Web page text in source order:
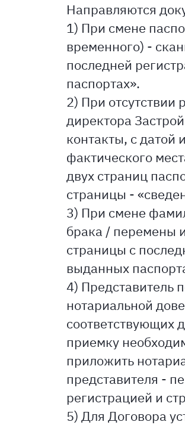
Направляются
1) При смене
временного) -
последней
паспортах».
2) При отсутствии
директора
контакты, с датой
фактического
двух страниц
страницы -
3) При смене
брака / перемены
страницы с
выданных
4) Представитель
нотариальной
соответствующих
приемку
приложить
представителя -
регистрацией и
5) Для Договора